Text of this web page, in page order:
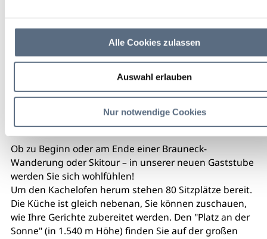
Alle Cookies zulassen
Auswahl erlauben
Nur notwendige Cookies
Ob zu Beginn oder am Ende einer Brauneck-
Wanderung oder Skitour – in unserer neuen Gaststube
werden Sie sich wohlfühlen!
Um den Kachelofen herum stehen 80 Sitzplätze bereit.
Die Küche ist gleich nebenan, Sie können zuschauen,
wie Ihre Gerichte zubereitet werden. Den "Platz an der
Sonne" (in 1.540 m Höhe) finden Sie auf der großen